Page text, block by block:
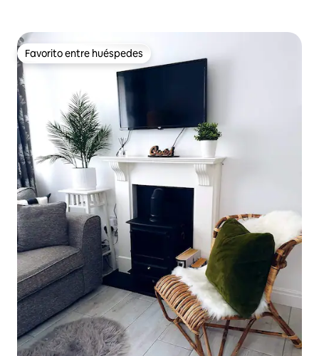
Favorito entre huéspedes
Favorito entre huéspedes